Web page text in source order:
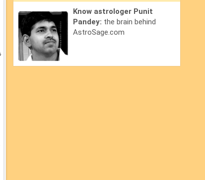
Know astrologer Punit
Pandey: the brain behind
AstroSage.com